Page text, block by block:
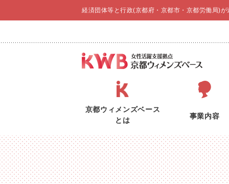
経済団体等と行政(京都府・京都市・京都労働局)
京都ウィメンズベース
とは
事業内容